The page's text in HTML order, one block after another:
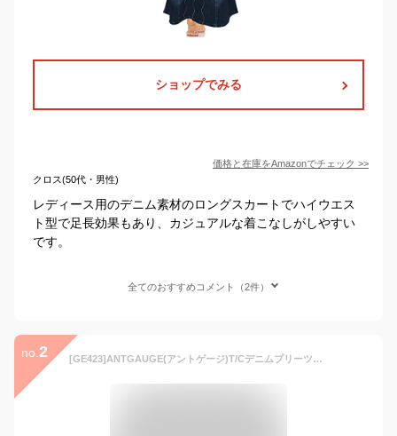
ショップでみる
価格と在庫をAmazonでチェック >>
クロス(50代・男性)
レディース用のデニム素材のロングスカートでハイウエス
ト型で足長効果もあり、カジュアルな着こなしがしやすい
です。
全てのおすすめコメント（2件）
no. 2 [GE423]ANTGAUGE(アントゲージ)T/Cデニムプリーツスカート/レディース/ボトムス/ロングスカート/フレア